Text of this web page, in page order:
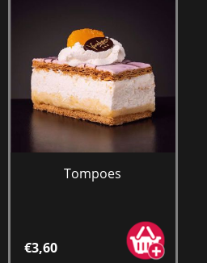
Tompoes
€3,60